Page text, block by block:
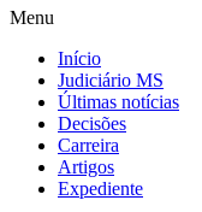
Menu
Início
Judiciário MS
Últimas notícias
Decisões
Carreira
Artigos
Expediente